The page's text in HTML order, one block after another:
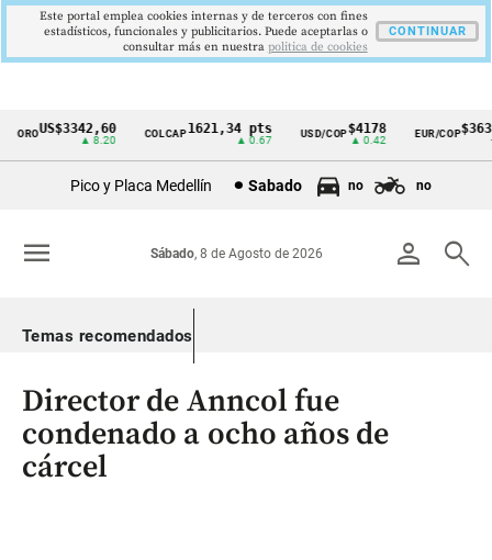
Cintillo
Colombia
OROUS$3342,60
▲ 8.20
COLCAP1621,34 pts
▲ 0.67
USD/COP$4178
▲ 0.42
EUR/COP$3639
Pico y Placa Medellín Sabado no no
person search
Sábado, 8 de Agosto de 2026
menu
Temas recomendados
Director de Anncol fue
condenado a ocho años de
cárcel
Este portal emplea cookies internas y de terceros con fines
estadísticos, funcionales y publicitarios. Puede aceptarlas o
consultar más en nuestra politica de cookies
CONTINUAR